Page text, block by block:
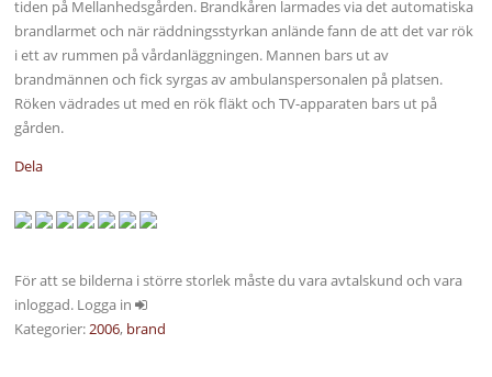
tiden på Mellanhedsgården. Brandkåren larmades via det automatiska
brandlarmet och när räddningsstyrkan anlände fann de att det var rök
i ett av rummen på vårdanläggningen. Mannen bars ut av
brandmännen och fick syrgas av ambulanspersonalen på platsen.
Röken vädrades ut med en rök fläkt och TV-apparaten bars ut på
gården.
Dela
För att se bilderna i större storlek måste du vara avtalskund och vara
inloggad. Logga in
Kategorier:2006, brand